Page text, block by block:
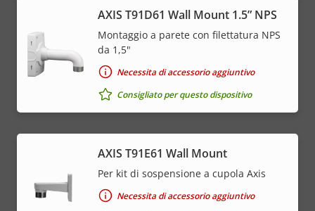
AXIS T91D61 Wall Mount 1.5” NPS
Montaggio a parete con filettatura NPS
da 1,5"
Necessita di accessorio aggiuntivo
Consigliato per questo dispositivo
AXIS T91E61 Wall Mount
Per kit di sospensione a cupola Axis
Necessita di accessorio aggiuntivo